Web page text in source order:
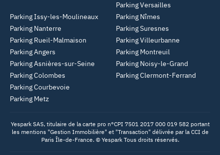
Parking Versailles
Parking Issy-les-Moulineaux
Parking Nanterre
Parking Rueil-Malmaison
Parking Angers
Parking Asnières-sur-Seine
Parking Colombes
Parking Courbevoie
Parking Metz
Parking Nîmes
Parking Suresnes
Parking Villeurbanne
Parking Montreuil
Parking Noisy-le-Grand
Parking Clermont-Ferrand
Yespark SAS, titulaire de la carte pro n°CPI 7501 2017 000 019 582 portant
les mentions "Gestion Immobilière" et "Transaction" délivrée par la CCI de
Paris Île-de-France. © Yespark Tous droits réservés.